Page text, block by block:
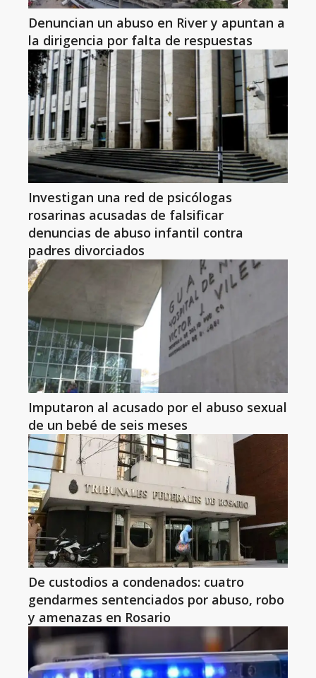
Denuncian un abuso en River y apuntan a
la dirigencia por falta de respuestas
Investigan una red de psicólogas
rosarinas acusadas de falsificar
denuncias de abuso infantil contra
padres divorciados
Imputaron al acusado por el abuso sexual
de un bebé de seis meses
De custodios a condenados: cuatro
gendarmes sentenciados por abuso, robo
y amenazas en Rosario